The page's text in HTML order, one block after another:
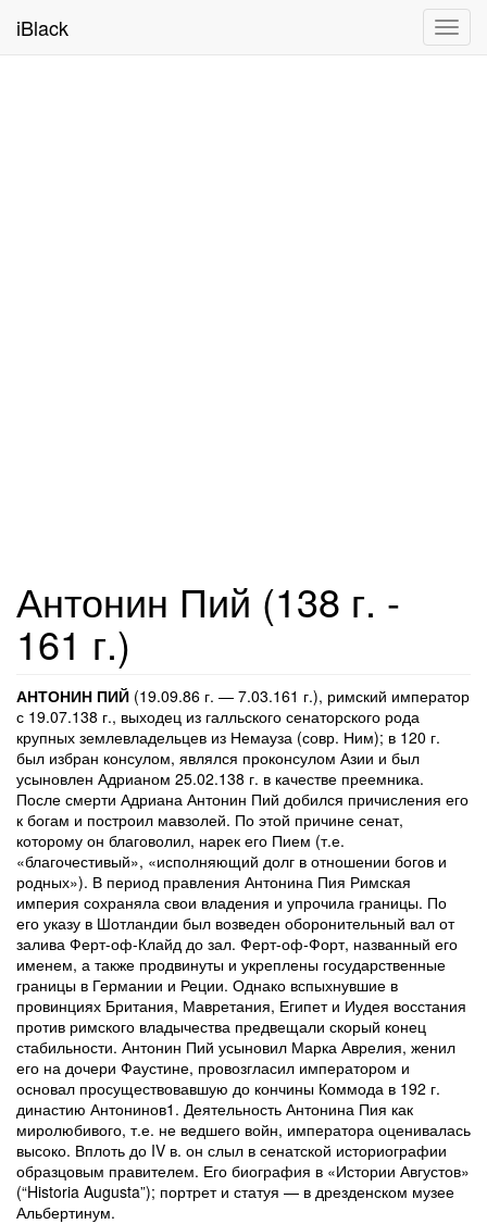
iBlack
Антонин Пий (138 г. -
161 г.)
АНТОНИН ПИЙ (19.09.86 г. — 7.03.161 г.), римский император
с 19.07.138 г., выходец из галльского сенаторского рода
крупных землевладельцев из Немауза (совр. Ним); в 120 г.
был избран консулом, являлся проконсулом Азии и был
усыновлен Адрианом 25.02.138 г. в качестве преемника.
После смерти Адриана Антонин Пий добился причисления его
к богам и построил мавзолей. По этой причине сенат,
которому он благоволил, нарек его Пием (т.е.
«благочестивый», «исполняющий долг в отношении богов и
родных»). В период правления Антонина Пия Римская
империя сохраняла свои владения и упрочила границы. По
его указу в Шотландии был возведен оборонительный вал от
залива Ферт-оф-Клайд до зал. Ферт-оф-Форт, названный его
именем, а также продвинуты и укреплены государственные
границы в Германии и Реции. Однако вспыхнувшие в
провинциях Британия, Мавретания, Египет и Иудея восстания
против римского владычества предвещали скорый конец
стабильности. Антонин Пий усыновил Марка Аврелия, женил
его на дочери Фаустине, провозгласил императором и
основал просуществовавшую до кончины Коммода в 192 г.
династию Антонинов1. Деятельность Антонина Пия как
миролюбивого, т.е. не ведшего войн, императора оценивалась
высоко. Вплоть до IV в. он слыл в сенатской историографии
образцовым правителем. Его биография в «Истории Августов»
(“Historia Augusta”); портрет и статуя — в дрезденском музее
Альбертинум.